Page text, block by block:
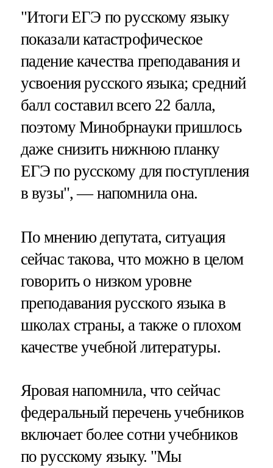
"Итоги ЕГЭ по русскому языку
показали катастрофическое
падение качества преподавания и
усвоения русского языка; средний
балл составил всего 22 балла,
поэтому Минобрнауки пришлось
даже снизить нижнюю планку
ЕГЭ по русскому для поступления
в вузы", — напомнила она.
По мнению депутата, ситуация
сейчас такова, что можно в целом
говорить о низком уровне
преподавания русского языка в
школах страны, а также о плохом
качестве учебной литературы.
Яровая напомнила, что сейчас
федеральный перечень учебников
включает более сотни учебников
по русскому языку. "Мы